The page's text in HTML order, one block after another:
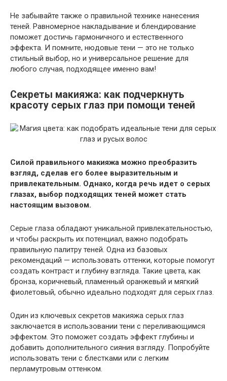
Не забывайте также о правильной технике нанесения
теней. Равномерное накладывание и блендирование
поможет достичь гармоничного и естественного
эффекта. И помните, нюдовые тени — это не только
стильный выбор, но и универсальное решение для
любого случая, подходящее именно вам!
Секреты макияжа: как подчеркнуть
красоту серых глаз при помощи теней
Силой правильного макияжа можно преобразить
взгляд, сделав его более выразительным и
привлекательным. Однако, когда речь идет о серых
глазах, выбор подходящих теней может стать
настоящим вызовом.
Серые глаза обладают уникальной привлекательностью,
и чтобы раскрыть их потенциал, важно подобрать
правильную палитру теней. Одна из базовых
рекомендаций — использовать оттенки, которые помогут
создать контраст и глубину взгляда. Такие цвета, как
бронза, коричневый, пламенный оранжевый и мягкий
фиолетовый, обычно идеально подходят для серых глаз.
Один из ключевых секретов макияжа серых глаз
заключается в использовании тени с переливающимся
эффектом. Это поможет создать эффект глубины и
добавить дополнительного сияния взгляду. Попробуйте
использовать тени с блестками или с легким
перламутровым оттенком.